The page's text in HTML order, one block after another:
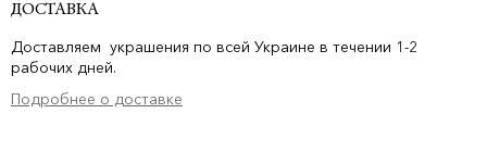
ДОСТАВКА
Доставляем украшения по всей Украине в течении 1-2
рабочих дней.
Подробнее о доставке